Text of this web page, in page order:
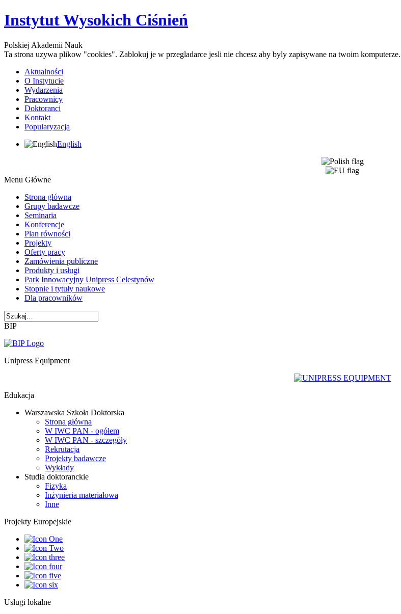
Instytut Wysokich Ciśnień
Polskiej Akademii Nauk
Ta strona uzywa plikow "cookies". Zablokuj je w przegladarce jesli nie chcesz aby byly zapisywane na twoim komputerze.
Aktualności
O Instytucie
Wydarzenia
Pracownicy
Doktoranci
Kontakt
Popularyzacja
English
Menu Główne
Strona główna
Grupy badawcze
Seminaria
Konferencje
Plan równości
Projekty
Oferty pracy
Zamówienia publiczne
Produkty i usługi
Park Innowacyjny Unipress Celestynów
Stopnie i tytuły naukowe
Dla pracowników
BIP
Unipress Equipment
Edukacja
Warszawska Szkoła Doktorska
Strona główna
W IWC PAN - ogółem
W IWC PAN - szczegóły
Rekrutacja
Projekty badawcze
Wykłady
Studia doktoranckie
Fizyka
Inżynieria materiałowa
Inne
Projekty Europejskie
Usługi lokalne